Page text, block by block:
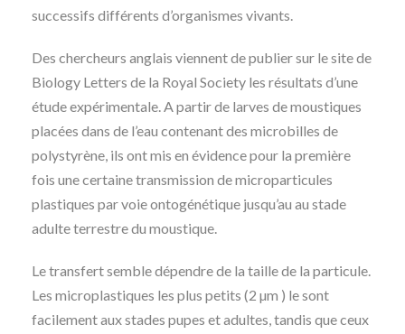
successifs différents d’organismes vivants.
Des chercheurs anglais viennent de publier sur le site de
Biology Letters de la Royal Society les résultats d’une
étude expérimentale. A partir de larves de moustiques
placées dans de l’eau contenant des microbilles de
polystyrène, ils ont mis en évidence pour la première
fois une certaine transmission de microparticules
plastiques par voie ontogénétique jusqu’au au stade
adulte terrestre du moustique.
Le transfert semble dépendre de la taille de la particule.
Les microplastiques les plus petits (2 µm ) le sont
facilement aux stades pupes et adultes, tandis que ceux